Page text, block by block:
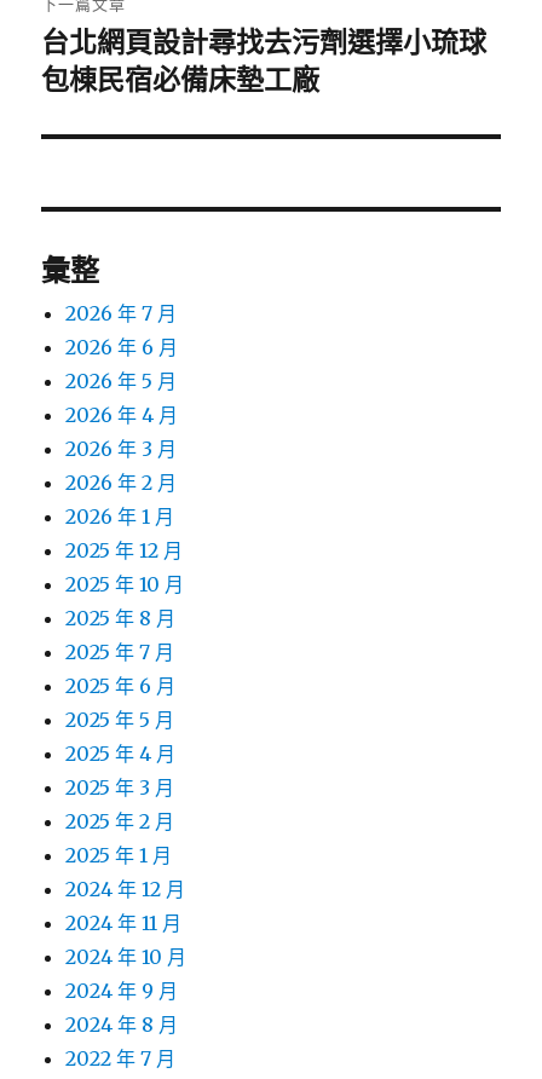
下
一
文
台北網頁設計尋找去污劑選擇小琉球
包棟民宿必備床墊工廠
彙整
2026 年 7 月
2026 年 6 月
2026 年 5 月
2026 年 4 月
2026 年 3 月
2026 年 2 月
2026 年 1 月
2025 年 12 月
2025 年 10 月
2025 年 8 月
2025 年 7 月
2025 年 6 月
2025 年 5 月
2025 年 4 月
2025 年 3 月
2025 年 2 月
2025 年 1 月
2024 年 12 月
2024 年 11 月
2024 年 10 月
2024 年 9 月
2024 年 8 月
2022 年 7 月